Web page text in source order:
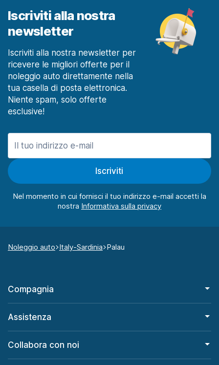
Iscriviti alla nostra
newsletter
Iscriviti alla nostra newsletter per
ricevere le migliori offerte per il
noleggio auto direttamente nella
tua casella di posta elettronica.
Niente spam, solo offerte
esclusive!
Iscriviti
Nel momento in cui fornisci il tuo indirizzo e-mail accetti la
nostra
Noleggio auto Italy-Sardinia Palau
Compagnia
Assistenza
Collabora con noi